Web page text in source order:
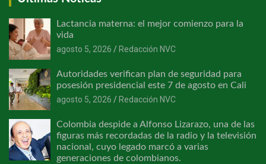
Lactancia materna: el mejor comienzo para la
vida
agosto 5, 2026
Redacción NVC
Autoridades verifican plan de seguridad para
posesión presidencial este 7 de agosto en Cali
agosto 5, 2026
Redacción NVC
Colombia despide a Alfonso Lizarazo, una de las
figuras más recordadas de la radio y la televisión
nacional, cuyo legado marcó a varias
generaciones de colombianos.